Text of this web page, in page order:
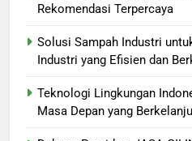
Rekomendasi Terpercaya
Solusi Sampah Industri
Industri yang Efisien dan
Teknologi Lingkungan
Masa Depan yang